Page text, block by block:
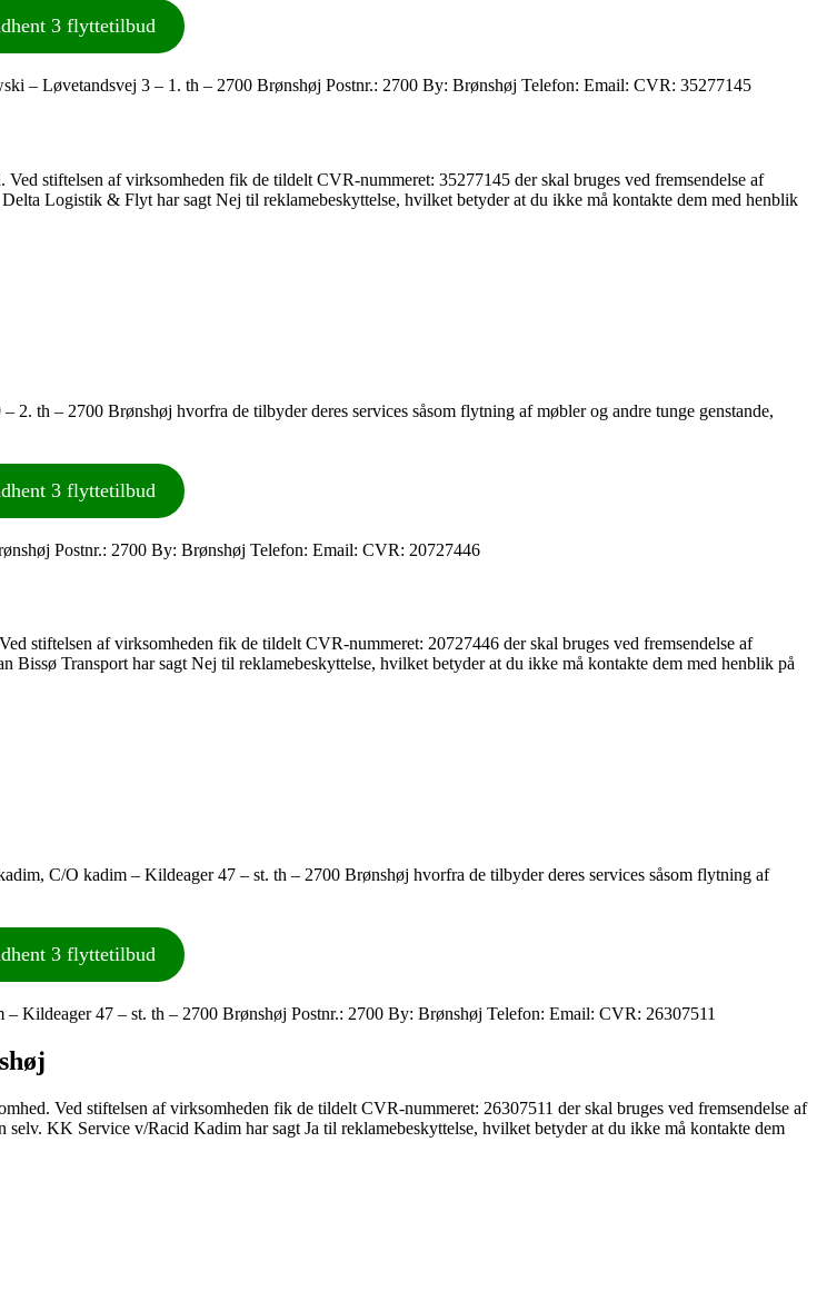
3 flyttetilbud
– Løvetandsvej 3 – 1. th – 2700 Brønshøj Postnr.: 2700 By: Brønshøj Telefon: Email: CVR: 35277145
stiftelsen af virksomheden fik de tildelt CVR-nummeret: 35277145 der skal bruges ved fremsendelse af
Logistik & Flyt har sagt Nej til reklamebeskyttelse, hvilket betyder at du ikke må kontakte dem med henblik
th – 2700 Brønshøj hvorfra de tilbyder deres services såsom flytning af møbler og andre tunge genstande,
3 flyttetilbud
Postnr.: 2700 By: Brønshøj Telefon: Email: CVR: 20727446
stiftelsen af virksomheden fik de tildelt CVR-nummeret: 20727446 der skal bruges ved fremsendelse af
Bissø Transport har sagt Nej til reklamebeskyttelse, hvilket betyder at du ikke må kontakte dem med henblik på
C/O kadim – Kildeager 47 – st. th – 2700 Brønshøj hvorfra de tilbyder deres services såsom flytning af
3 flyttetilbud
Kildeager 47 – st. th – 2700 Brønshøj Postnr.: 2700 By: Brønshøj Telefon: Email: CVR: 26307511
Ved stiftelsen af virksomheden fik de tildelt CVR-nummeret: 26307511 der skal bruges ved fremsendelse af
KK Service v/Racid Kadim har sagt Ja til reklamebeskyttelse, hvilket betyder at du ikke må kontakte dem